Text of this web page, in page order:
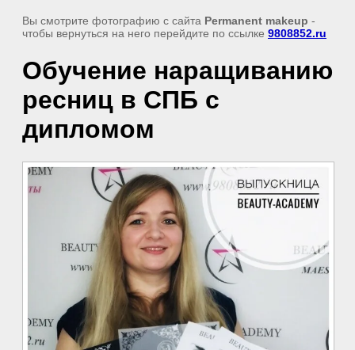
Вы смотрите фотографию с сайта Permanent makeup -
чтобы вернуться на него перейдите по ссылке 9808852.ru
Обучение наращиванию
ресниц в СПБ с
дипломом